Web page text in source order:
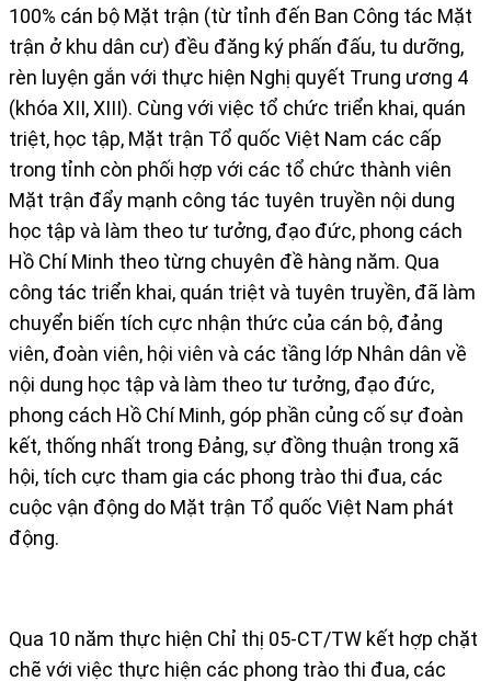
100% cán bộ Mặt trận (từ tỉnh đến Ban Công tác Mặt
trận ở khu dân cư) đều đăng ký phấn đấu, tu dưỡng,
rèn luyện gắn với thực hiện Nghị quyết Trung ương 4
(khóa XII, XIII). Cùng với việc tổ chức triển khai, quán
triệt, học tập, Mặt trận Tổ quốc Việt Nam các cấp
trong tỉnh còn phối hợp với các tổ chức thành viên
Mặt trận đẩy mạnh công tác tuyên truyền nội dung
học tập và làm theo tư tưởng, đạo đức, phong cách
Hồ Chí Minh theo từng chuyên đề hàng năm. Qua
công tác triển khai, quán triệt và tuyên truyền, đã làm
chuyển biến tích cực nhận thức của cán bộ, đảng
viên, đoàn viên, hội viên và các tầng lớp Nhân dân về
nội dung học tập và làm theo tư tưởng, đạo đức,
phong cách Hồ Chí Minh, góp phần củng cố sự đoàn
kết, thống nhất trong Đảng, sự đồng thuận trong xã
hội, tích cực tham gia các phong trào thi đua, các
cuộc vận động do Mặt trận Tổ quốc Việt Nam phát
động.
Qua 10 năm thực hiện Chỉ thị 05-CT/TW kết hợp chặt
chẽ với việc thực hiện các phong trào thi đua, các